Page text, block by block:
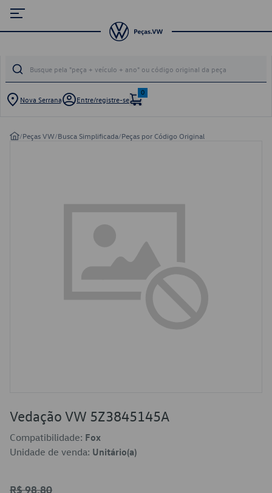
Nova Serrana Entre/registre-se
0
/Peças VW/Busca Simplificada/Peças por Código Original
Vedação VW 5Z3845145A
Compatibilidade: Fox
Unidade de venda: Unitário(a)
R$ 98,80